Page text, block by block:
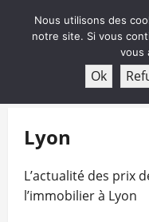
Lyon
L’actualité des prix
l’immobilier à Lyon
Nous utilisons des
notre site. Si vous
vous
Ok